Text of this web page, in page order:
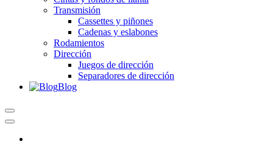
Transmisión
Cassettes y piñones
Cadenas y eslabones
Rodamientos
Dirección
Juegos de dirección
Separadores de dirección
Blog